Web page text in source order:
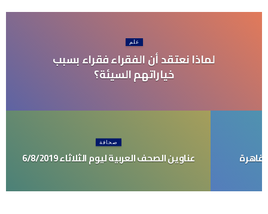
علم
لماذا نعتقد أن الفقراء فقراء بسبب
خياراتهم السيئة؟
صحافة
عناوين الصحف العربية ليوم الثلاثاء 6/8/2019